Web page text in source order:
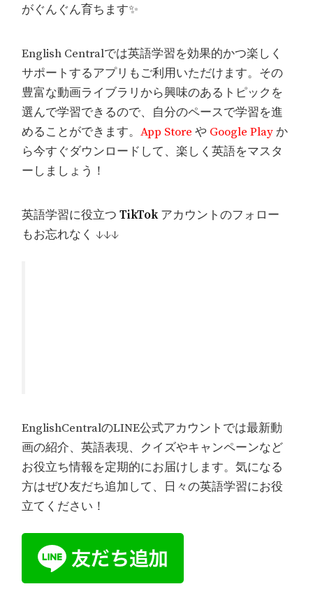
がぐんぐん育ちます✨
English Centralでは英語学習を効果的かつ楽しく
サポートするアプリもご利用いただけます。その
豊富な動画ライブラリから興味のあるトピックを
選んで学習できるので、自分のペースで学習を進
めることができます。App Store や Google Playか
ら今すぐダウンロードして、楽しく英語をマスタ
ーしましょう！
英語学習に役立つTikTokアカウントのフォロー
もお忘れなく ↓↓↓
EnglishCentralのLINE公式アカウントでは最新動
画の紹介、英語表現、クイズやキャンペーンなど
お役立ち情報を定期的にお届けします。気になる
方はぜひ友だち追加して、日々の英語学習にお役
立てください！